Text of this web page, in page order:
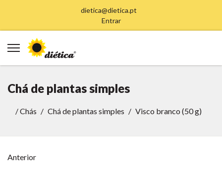
dietica@dietica.pt
Entrar
Chá de plantas simples
/Chás Chá de plantas simples Visco branco (50 g)
Anterior